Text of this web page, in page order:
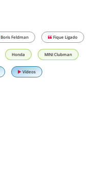
Boris Feldman Fique Ligado
Honda MINI Clubman
Vídeos